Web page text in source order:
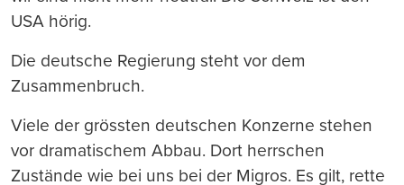
USA hörig.
Die deutsche Regierung steht vor dem
Zusammenbruch.
Viele der grössten deutschen Konzerne stehen
vor dramatischem Abbau. Dort herrschen
Zustände wie bei uns bei der Migros. Es gilt, rette